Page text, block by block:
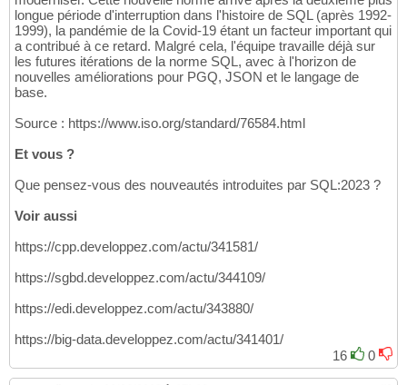
longue période d'interruption dans l'histoire de SQL (après 1992-
1999), la pandémie de la Covid-19 étant un facteur important qui
a contribué à ce retard. Malgré cela, l'équipe travaille déjà sur
les futures itérations de la norme SQL, avec à l'horizon de
nouvelles améliorations pour PGQ, JSON et le langage de
base.
Source : https://www.iso.org/standard/76584.html
Et vous ?
Que pensez-vous des nouveautés introduites par SQL:2023 ?
Voir aussi
https://cpp.developpez.com/actu/341581/
https://sgbd.developpez.com/actu/344109/
https://edi.developpez.com/actu/343880/
https://big-data.developpez.com/actu/341401/
16
0